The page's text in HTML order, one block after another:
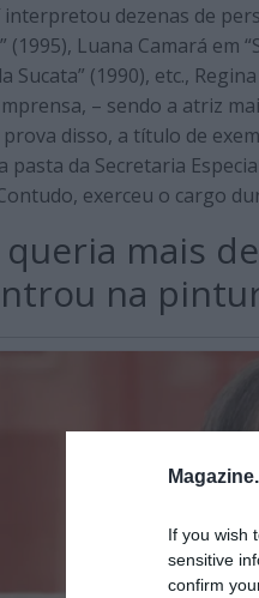
If you wish
sensitive
confirm
dezenas de
(1995), Luana Camará em
Sucata” (1990), etc.,
– sendo a atriz
prova disso, a título de
pasta da Secretaria
exerceu o cargo
queria mais
na